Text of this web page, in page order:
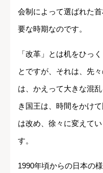
会制によって選ばれた
要な時期なのです。
「改革」とは机をひっ
とですが、それは、先
は、かえって大きな混
き国王は、時間をかけ
は改め、徐々に変えて
す。
1990年頃からの日本の